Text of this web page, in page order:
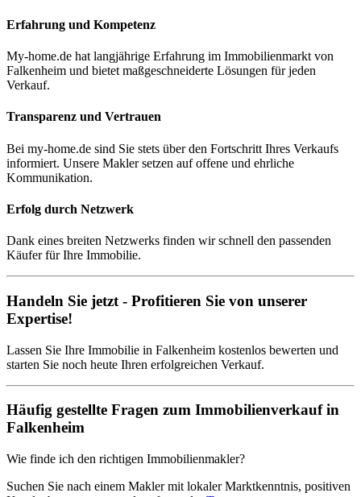
Erfahrung und Kompetenz
My-home.de hat langjährige Erfahrung im Immobilienmarkt von
Falkenheim und bietet maßgeschneiderte Lösungen für jeden
Verkauf.
Transparenz und Vertrauen
Bei my-home.de sind Sie stets über den Fortschritt Ihres Verkaufs
informiert. Unsere Makler setzen auf offene und ehrliche
Kommunikation.
Erfolg durch Netzwerk
Dank eines breiten Netzwerks finden wir schnell den passenden
Käufer für Ihre Immobilie.
Handeln Sie jetzt - Profitieren Sie von unserer
Expertise!
Lassen Sie Ihre Immobilie in Falkenheim kostenlos bewerten und
starten Sie noch heute Ihren erfolgreichen Verkauf.
Häufig gestellte Fragen zum Immobilienverkauf in
Falkenheim
Wie finde ich den richtigen Immobilienmakler?
Suchen Sie nach einem Makler mit lokaler Marktkenntnis, positiven